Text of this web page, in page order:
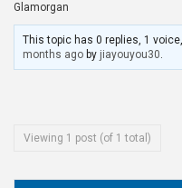
Glamorgan
This topic has 0 replies, 1
months ago by jiayouyou30.
Viewing 1 post (of 1 total)